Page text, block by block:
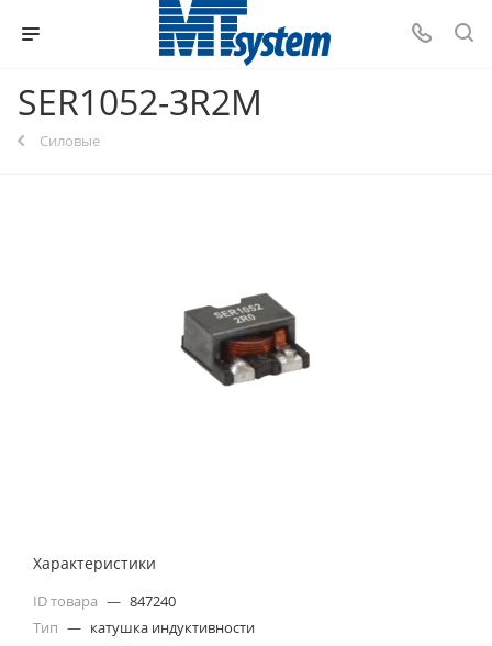
SER1052-3R2M
Силовые
Характеристики
ID товара — 847240
Тип — катушка индуктивности